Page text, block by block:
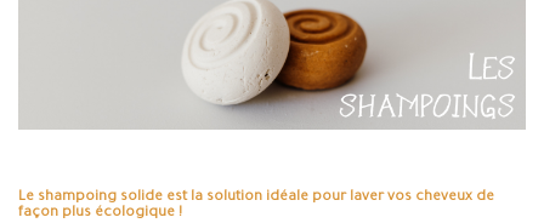
Le shampoing solide est la solution idéale pour laver vos cheveux de
façon plus écologique !